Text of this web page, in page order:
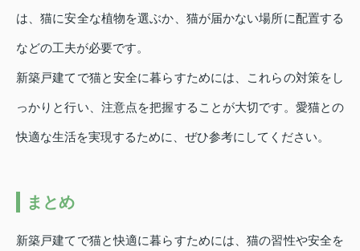
は、猫に安全な植物を選ぶか、猫が届かない場所に配置する
などの工夫が必要です。
新築戸建てで猫と安全に暮らすためには、これらの対策をし
っかりと行い、注意点を把握することが大切です。愛猫との
快適な生活を実現するために、ぜひ参考にしてください。
まとめ
新築戸建てで猫と快適に暮らすためには、猫の習性や安全を